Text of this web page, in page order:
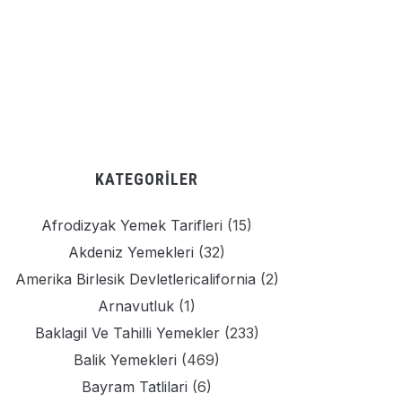
KATEGORILER
Afrodizyak Yemek Tarifleri (15)
Akdeniz Yemekleri (32)
Amerika Birlesik Devletlericalifornia (2)
Arnavutluk (1)
Baklagil Ve Tahilli Yemekler(233)
Balik Yemekleri (469)
Bayram Tatlilari (6)